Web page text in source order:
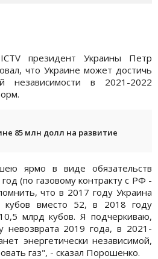
президент Украины Петр
что Украине может достичь
независимости в 2021-2022
85 млн долл на развитие
ярмо в виде обязательств
(по газовому контракту с РФ -
что в 2017 году Украина
кубов вместо 52, в 2018 году
млрд кубов. Я подчеркиваю,
невозврата 2019 года, в 2021-
энергетически независимой,
газ", - сказал Порошенко.